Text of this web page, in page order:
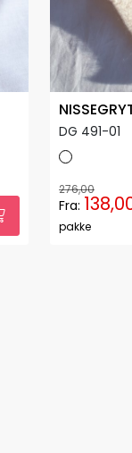
DG 491-01
276,00
Fra:
pakke